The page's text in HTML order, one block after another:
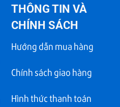
THÔNG TIN VÀ
CHÍNH SÁCH
Hướng dẫn mua hàng
Chính sách giao hàng
Hình thức thanh toán